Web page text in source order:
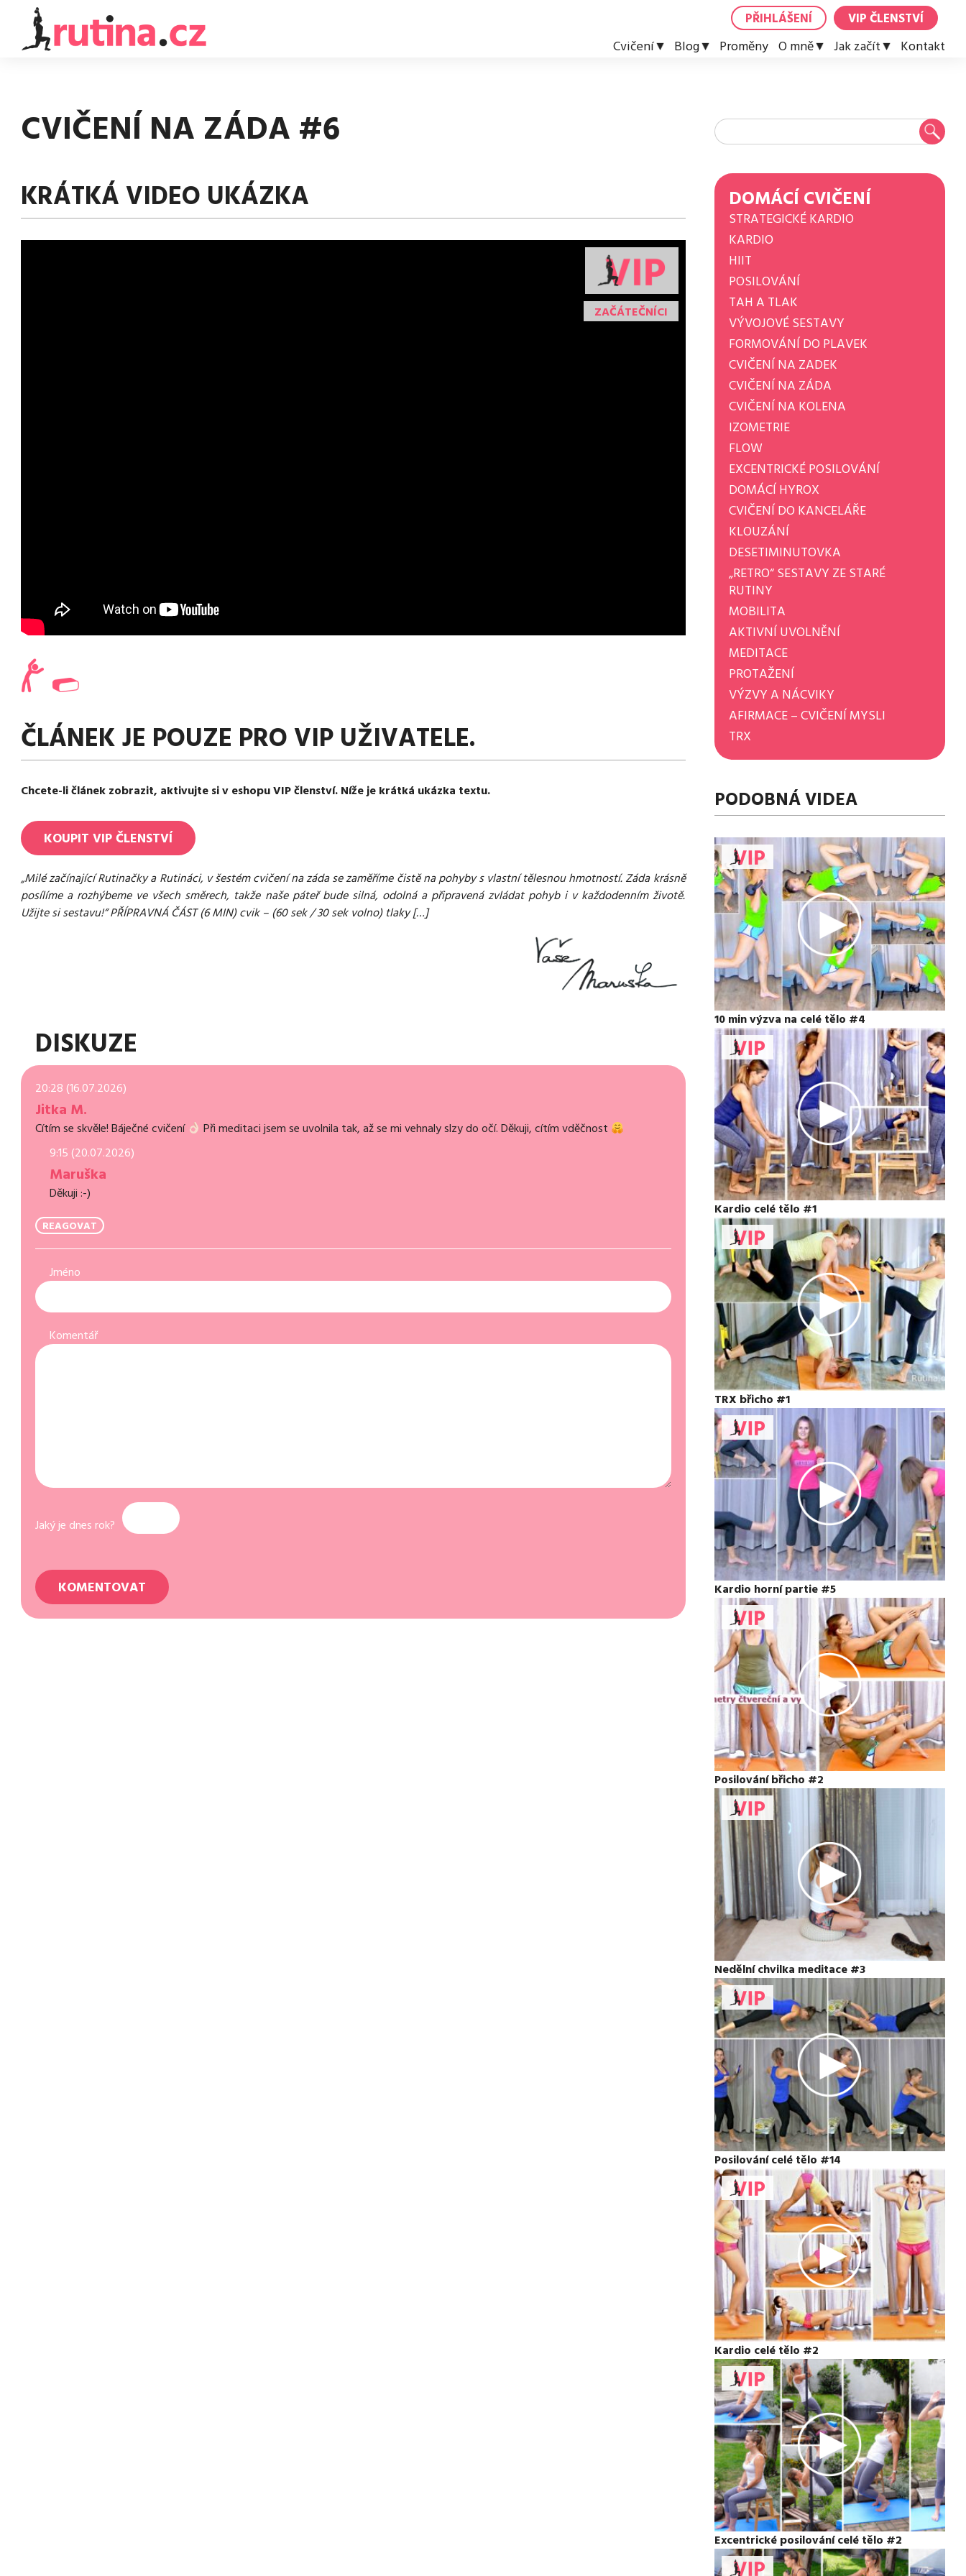
PŘIHLÁŠENÍ VIP ČLENSTVÍ
Cvičení Blog Proměny O mně Jak začít Kontakt
CVIČENÍ NA ZÁDA #6
KRÁTKÁ VIDEO UKÁZKA
ZAČÁTEČNÍCI
ČLÁNEK JE POUZE PRO VIP UŽIVATELE.
Chcete-li článek zobrazit, aktivujte si v eshopu VIP členství. Níže je krátká ukázka textu.
KOUPIT VIP ČLENSTVÍ
„Milé začínající Rutinačky a Rutináci, v šestém cvičení na záda se zaměříme čistě na pohyby s vlastní tělesnou hmotností. Záda krásně
posílíme a rozhýbeme ve všech směrech, takže naše páteř bude silná, odolná a připravená zvládat pohyb i v každodenním životě.
Užijte si sestavu!“ PŘÍPRAVNÁ ČÁST (6 MIN) cvik – (60 sek / 30 sek volno) tlaky […]
DOMÁCÍ CVIČENÍ
STRATEGICKÉ KARDIO
KARDIO
HIIT
POSILOVÁNÍ
TAH A TLAK
VÝVOJOVÉ SESTAVY
FORMOVÁNÍ DO PLAVEK
CVIČENÍ NA ZADEK
CVIČENÍ NA ZÁDA
CVIČENÍ NA KOLENA
IZOMETRIE
FLOW
EXCENTRICKÉ POSILOVÁNÍ
DOMÁCÍ HYROX
CVIČENÍ DO KANCELÁŘE
KLOUZÁNÍ
DESETIMINUTOVKA
„RETRO“ SESTAVY ZE STARÉ
RUTINY
MOBILITA
AKTIVNÍ UVOLNĚNÍ
MEDITACE
PROTAŽENÍ
VÝZVY A NÁCVIKY
AFIRMACE – CVIČENÍ MYSLI
TRX
PODOBNÁ VIDEA
10 min výzva na celé tělo #4
Kardio celé tělo #1
TRX břicho #1
Kardio horní partie #5
Posilování břicho #2
Nedělní chvilka meditace #3
Posilování celé tělo #14
Kardio celé tělo #2
Excentrické posilování celé tělo #2
DISKUZE
20:28 (16.07.2026)
Jitka M.
Cítím se skvěle! Báječné cvičení
Při meditaci jsem se uvolnila tak, až se mi vehnaly slzy do očí. Děkuji, cítím vděčnost
9:15 (20.07.2026)
Maruška
Děkuji :-)
REAGOVAT
Jméno
Komentář
Jaký je dnes rok?